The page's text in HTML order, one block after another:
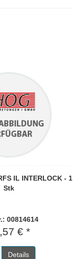
IL INTERLOCK - 1
Stk
00814614
€ *
Details